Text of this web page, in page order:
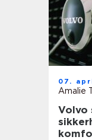
07.
Amalie
Volvo